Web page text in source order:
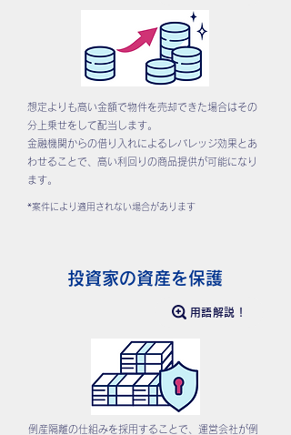
想定よりも高い金額で物件を売却できた場合はその
分上乗せをして配当します。
金融機関からの借り入れによるレバレッジ効果とあ
わせることで、高い利回りの商品提供が可能になり
ます。
*案件により適用されない場合があります
投資家の資産を保護
用語解説！
倒産隔離の仕組みを採用することで、運営会社が倒